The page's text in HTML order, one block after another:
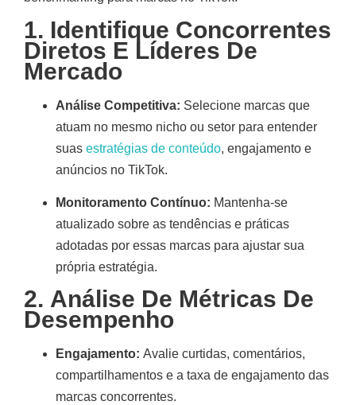
1. Identifique Concorrentes
Diretos E Líderes De
Mercado
Análise Competitiva: Selecione marcas que
atuam no mesmo nicho ou setor para entender
suas estratégias de conteúdo, engajamento e
anúncios no TikTok.
Monitoramento Contínuo: Mantenha-se
atualizado sobre as tendências e práticas
adotadas por essas marcas para ajustar sua
própria estratégia.
2. Análise De Métricas De
Desempenho
Engajamento: Avalie curtidas, comentários,
compartilhamentos e a taxa de engajamento das
marcas concorrentes.